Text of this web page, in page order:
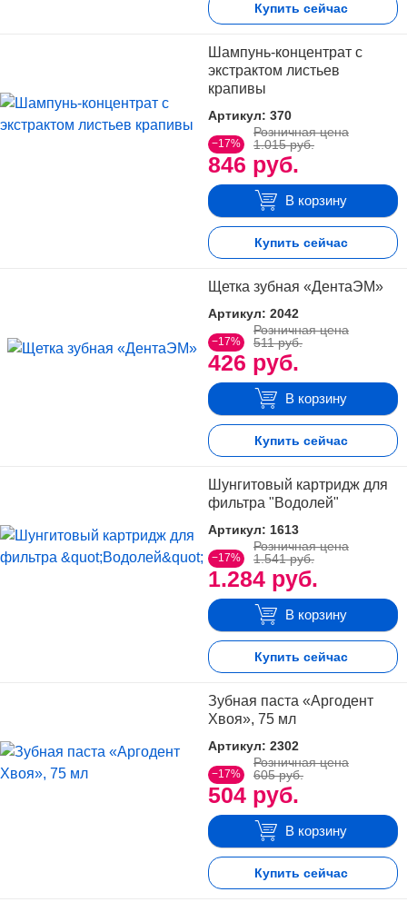
Купить сейчас
Шампунь-концентрат с
экстрактом листьев
крапивы
Артикул: 370
−17%
846 руб.
Розничная цена
1.015 руб.
В корзину
Купить сейчас
Щетка зубная «ДентаЭМ»
Артикул: 2042
−17%
426 руб.
Розничная цена
511 руб.
В корзину
Купить сейчас
Шунгитовый картридж для
фильтра "Водолей"
Артикул: 1613
−17%
1.284 руб.
Розничная цена
1.541 руб.
В корзину
Купить сейчас
Зубная паста «Аргодент
Хвоя», 75 мл
Артикул: 2302
−17%
504 руб.
Розничная цена
605 руб.
В корзину
Купить сейчас